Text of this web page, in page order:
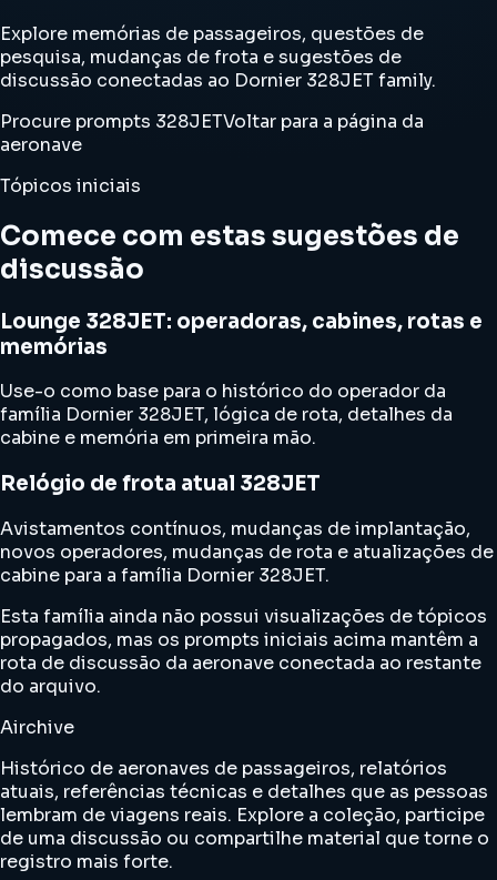
Explore memórias de passageiros, questões de
pesquisa, mudanças de frota e sugestões de
discussão conectadas ao Dornier 328JET family.
Procure prompts 328JETVoltar para a página da
aeronave
Tópicos iniciais
Comece com estas sugestões de
discussão
Lounge 328JET: operadoras, cabines, rotas e
memórias
Use-o como base para o histórico do operador da
família Dornier 328JET, lógica de rota, detalhes da
cabine e memória em primeira mão.
Relógio de frota atual 328JET
Avistamentos contínuos, mudanças de implantação,
novos operadores, mudanças de rota e atualizações de
cabine para a família Dornier 328JET.
Esta família ainda não possui visualizações de tópicos
propagados, mas os prompts iniciais acima mantêm a
rota de discussão da aeronave conectada ao restante
do arquivo.
Airchive
Histórico de aeronaves de passageiros, relatórios
atuais, referências técnicas e detalhes que as pessoas
lembram de viagens reais. Explore a coleção, participe
de uma discussão ou compartilhe material que torne o
registro mais forte.